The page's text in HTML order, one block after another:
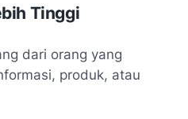
Tinggi
dari orang yang
produk, atau